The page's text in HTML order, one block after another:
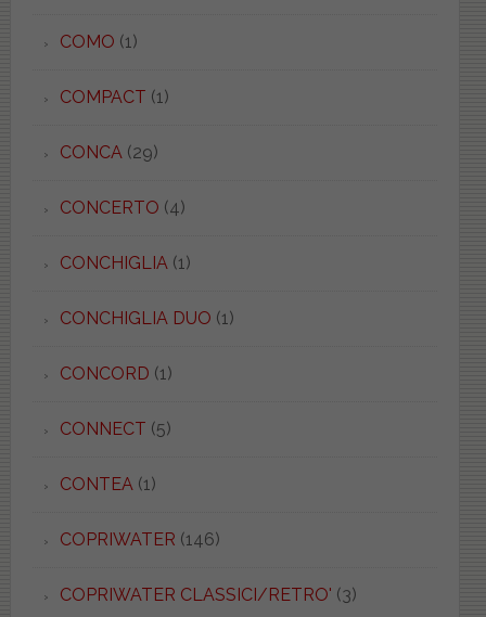
COMO (1)
COMPACT (1)
CONCA(29)
CONCERTO (4)
CONCHIGLIA(1)
CONCHIGLIA DUO (1)
CONCORD (1)
CONNECT (5)
CONTEA(1)
COPRIWATER (146)
COPRIWATER CLASSICI/RETRO' (3)